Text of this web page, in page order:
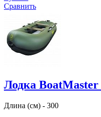
Сравнить
Лодка BoatMaster
Длина (см) - 300